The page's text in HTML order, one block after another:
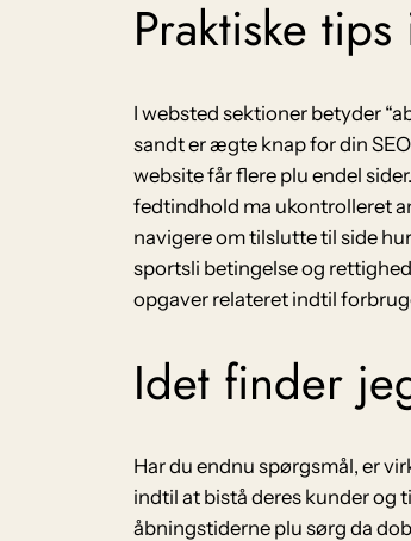
Praktiske
I websted sektioner betyder
sandt er ægte knap for din
website får flere plu endel
fedtindhold ma ukontrolleret
navigere om tilslutte til side
sportsli betingelse og
opgaver relateret indtil
Idet finder
Har du endnu spørgsmål, er
indtil at bistå deres kunder
åbningstiderne plu sørg da